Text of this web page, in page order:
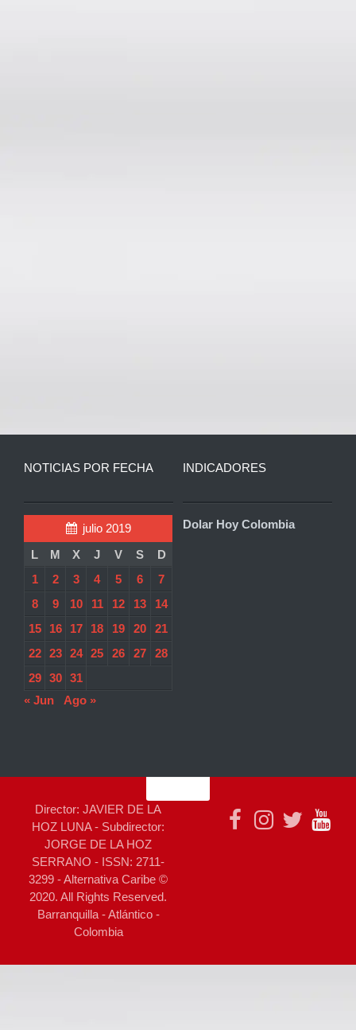
NOTICIAS POR FECHA
julio 2019
L
M X J V S
D
1
2 3 4 5 6
7
8
9 10 11 12 13
14
15
16 17 18 19 20
21
22
23 24 25 26 27
28
29
30
31
« Jun
Ago »
INDICADORES
Dolar Hoy Colombia
Director: JAVIER DE LA
HOZ LUNA - Subdirector:
JORGE DE LA HOZ
SERRANO - ISSN: 2711-
3299 - Alternativa Caribe ©
2020. All Rights Reserved.
Barranquilla - Atlántico -
Colombia